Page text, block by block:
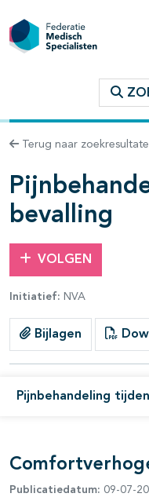
Terug naar
bevalling
VOLGEN
Initiatief: NVA
Bijlagen
Pijnbehandeling
binnen deze richtlijn
Publicatiedatum: 09-07-